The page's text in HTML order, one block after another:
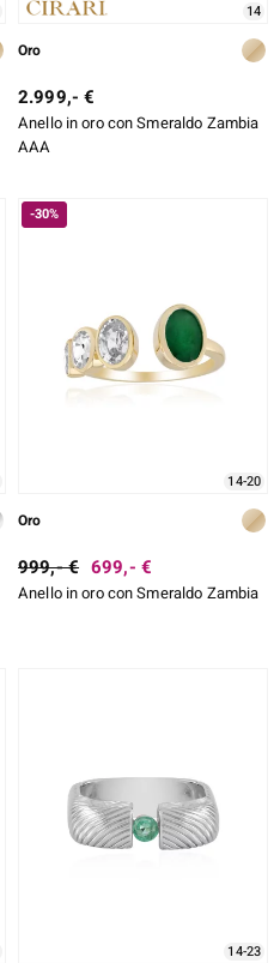
14
Oro
2.999,- €
Anello in oro con Smeraldo Zambia
AAA
-30%
14-20
Oro
999,- € 699,- €
Anello in oro con Smeraldo Zambia
14-23